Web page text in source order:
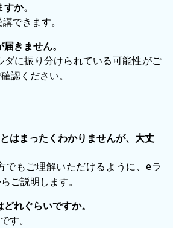
か。
できます。
きません。
ダに振り分けられている可能性がご
認ください。
はまったくわかりませんが、大丈
でもご理解いただけるように、eラ
ご説明します。
れぐらいですか。
す。